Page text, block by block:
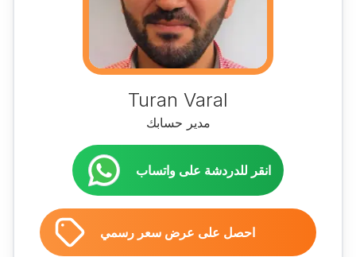
Turan Varal
مدير حسابك
انقر للدردشة على واتساب
احصل على عرض سعر رسمي